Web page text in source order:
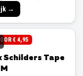
→
€ 4,95
Schilders Tape